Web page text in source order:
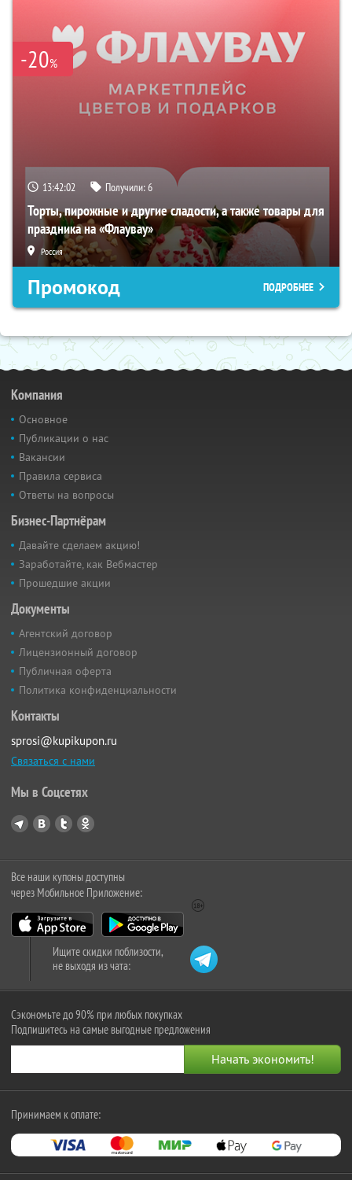
-20%
13:42:01 Получили:6
Торты, пирожные и другие сладости, а также товары для
праздника на «Флаувау»
Россия
Промокод ПОДРОБНЕЕ
Компания
Основное
Публикации о нас
Вакансии
Правила сервиса
Ответы на вопросы
Бизнес-Партнёрам
Давайте сделаем акцию!
Заработайте, как Вебмастер
Прошедшие акции
Документы
Агентский договор
Лицензионный договор
Публичная оферта
Политика конфиденциальности
Контакты
sprosi@kupikupon.ru
Связаться с нами
Мы в Соцсетях
Все наши купоны доступны
через Мобильное Приложение:
Ищите скидки поблизости,
не выходя из чата:
Сэкономьте до 90% при любых покупках
Подпишитесь на самые выгодные предложения
Принимаем к оплате: